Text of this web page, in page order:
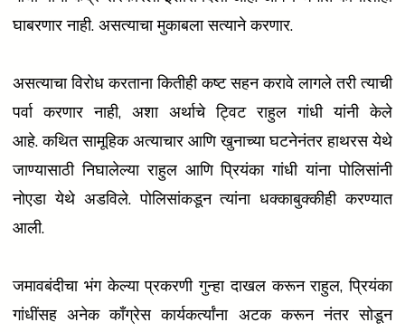
घाबरणार नाही. असत्याचा मुकाबला सत्याने करणार.
असत्याचा विरोध करताना कितीही कष्ट सहन करावे लागले तरी त्याची
पर्वा करणार नाही, अशा अर्थाचे ट्विट राहुल गांधी यांनी केले
आहे.कथित सामूहिक अत्याचार आणि खुनाच्या घटनेनंतर हाथरस येथे
जाण्यासाठी निघालेल्या राहुल आणि प्रियंका गांधी यांना पोलिसांनी
नोएडा येथे अडविले. पोलिसांकडून त्यांना धक्काबुक्कीही करण्यात
आली.
जमावबंदीचा भंग केल्या प्रकरणी गुन्हा दाखल करून राहुल, प्रियंका
गांधींसह अनेक काँग्रेस कार्यकर्त्यांना अटक करून नंतर सोडून